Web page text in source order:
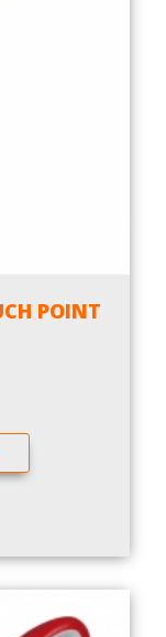
POINT